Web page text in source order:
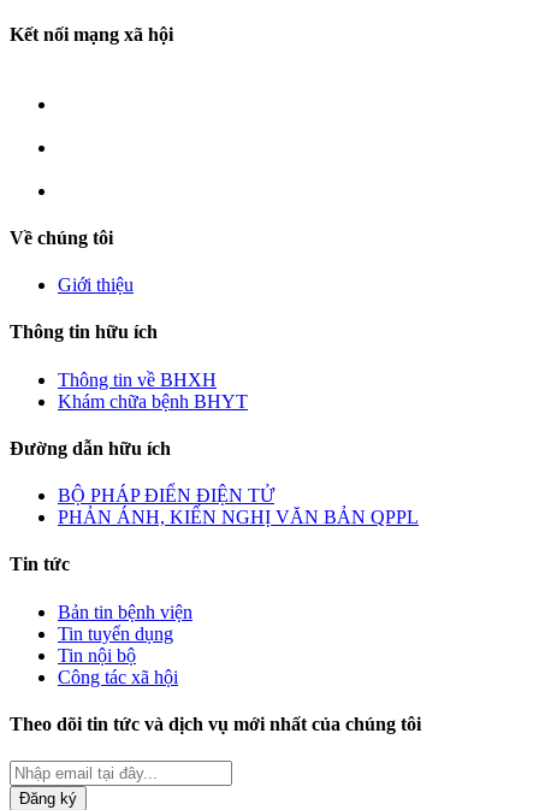
Kết nối mạng xã hội
Về chúng tôi
Giới thiệu
Thông tin hữu ích
Thông tin về BHXH
Khám chữa bệnh BHYT
Đường dẫn hữu ích
BỘ PHÁP ĐIỂN ĐIỆN TỬ
PHẢN ÁNH, KIẾN NGHỊ VĂN BẢN QPPL
Tin tức
Bản tin bệnh viện
Tin tuyển dụng
Tin nội bộ
Công tác xã hội
Theo dõi tin tức và dịch vụ mới nhất của chúng tôi
Đăng ký